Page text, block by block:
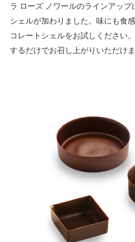
ラ ローズ ノワールのラインアップ
シェルが加わりました。味にも食
コレートシェルをお試しください
するだけでお召し上がりいただけま